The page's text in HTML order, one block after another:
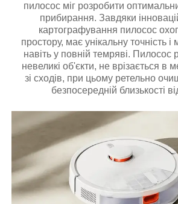
пилосос міг розробити
прибирання. Завдяки
картографування пилосос
простору, має унікальну точність
навіть у повній темряві. Пилосос
невеликі об'єкти, не врізається в
зі сходів, при цьому ретельно
безпосередній близькості